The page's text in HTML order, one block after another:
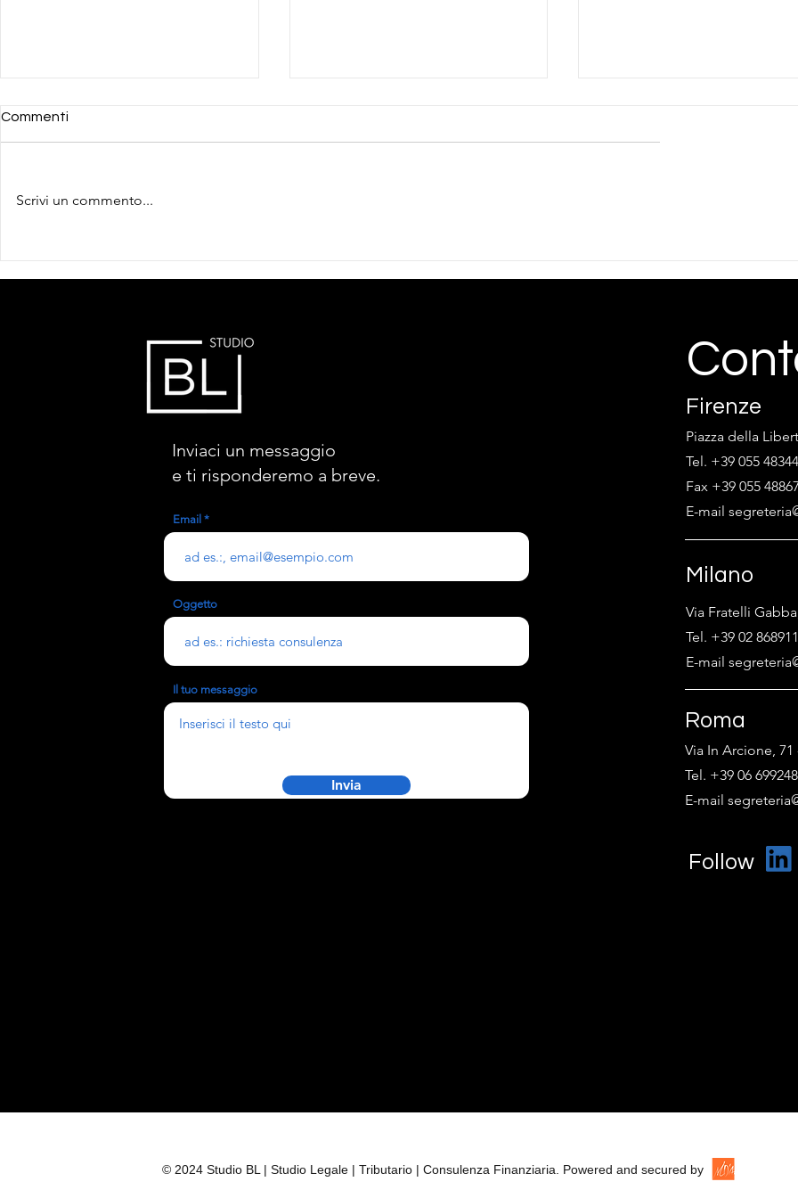
Commenti
Scrivi un commento...
Firenze
Piazza della
Tel. +39 055
Fax +39 055
E-mail
Milano
Via Fratelli
Tel. +39 02
E-mail
Roma
Via In Arcione, 71
Tel. +39 06
E-mail
Follow
Inviaci un messaggio
e ti risponderemo a breve.
Email
Oggetto
Il tuo messaggio
Invia
© 2024 Studio BL | Studio Legale | Tributario | Consulenza Finanziaria. Powered and secured by